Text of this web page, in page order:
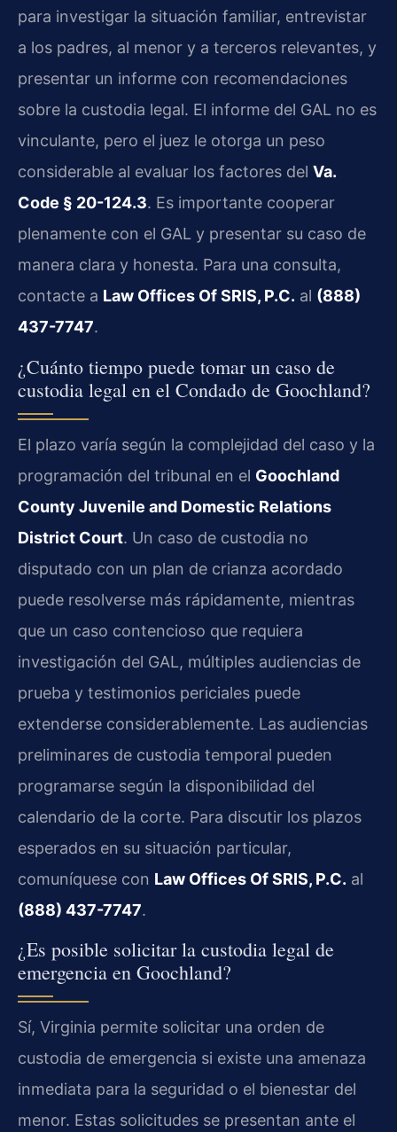
para investigar la situación familiar, entrevistar
a los padres, al menor y a terceros relevantes, y
presentar un informe con recomendaciones
sobre la custodia legal. El informe del GAL no es
vinculante, pero el juez le otorga un peso
considerable al evaluar los factores del Va.
Code § 20-124.3. Es importante cooperar
plenamente con el GAL y presentar su caso de
manera clara y honesta. Para una consulta,
contacte a Law Offices Of SRIS, P.C. al (888)
437-7747.
¿Cuánto tiempo puede tomar un caso de
custodia legal en el Condado de Goochland?
El plazo varía según la complejidad del caso y la
programación del tribunal en el Goochland
County Juvenile and Domestic Relations
District Court. Un caso de custodia no
disputado con un plan de crianza acordado
puede resolverse más rápidamente, mientras
que un caso contencioso que requiera
investigación del GAL, múltiples audiencias de
prueba y testimonios periciales puede
extenderse considerablemente. Las audiencias
preliminares de custodia temporal pueden
programarse según la disponibilidad del
calendario de la corte. Para discutir los plazos
esperados en su situación particular,
comuníquese con Law Offices Of SRIS, P.C. al
(888) 437-7747.
¿Es posible solicitar la custodia legal de
emergencia en Goochland?
Sí, Virginia permite solicitar una orden de
custodia de emergencia si existe una amenaza
inmediata para la seguridad o el bienestar del
menor. Estas solicitudes se presentan ante el